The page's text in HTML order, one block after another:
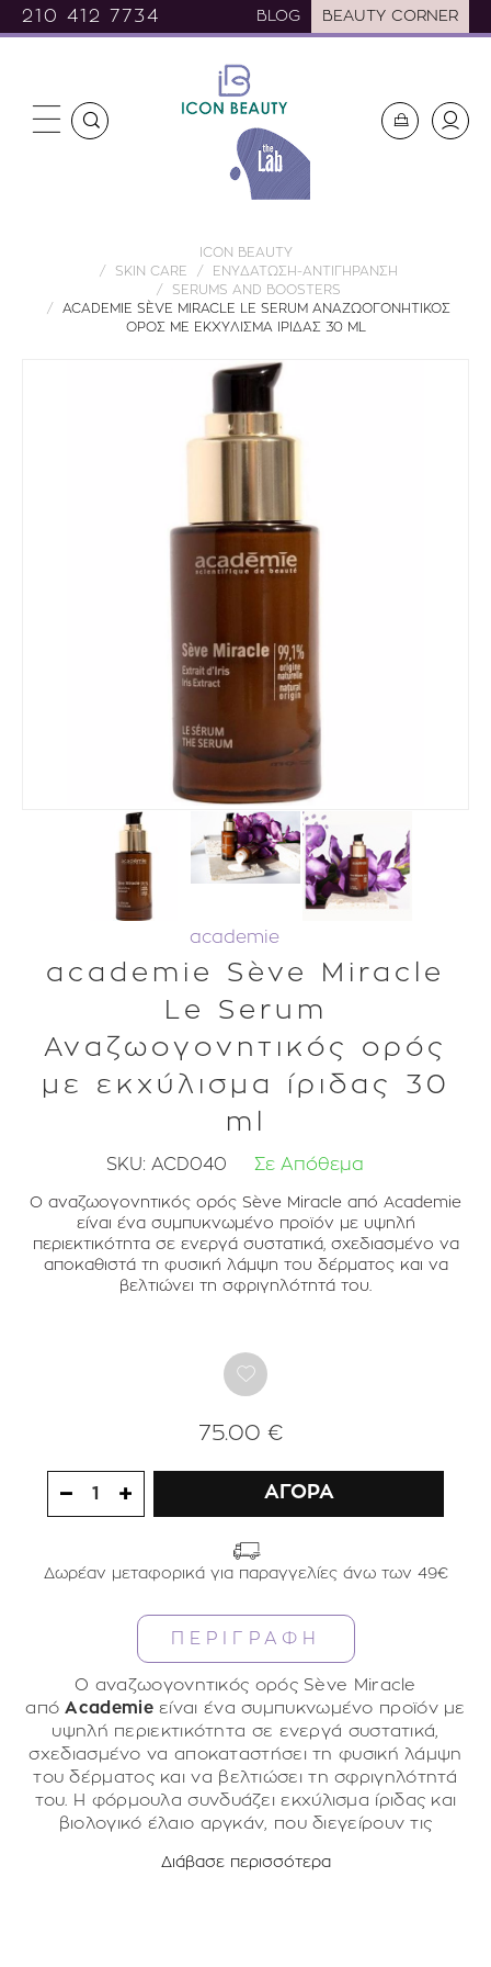
210 412 7734 BLOG BEAUTY CORNER
ICON BEAUTY
SKIN CARE
ΕΝΥΔΑΤΩΣΗ-ΑΝΤΙΓΗΡΑΝΣΗ
SERUMS AND BOOSTERS
ACADEMIE SÈVE MIRACLE LE SERUM ΑΝΑΖΩΟΓΟΝΗΤΙΚΟΣ
ΟΡΟΣ ΜΕ ΕΚΧΥΛΙΣΜΑ ΙΡΙΔΑΣ 30 ML
academie
academie Sève Miracle
Le Serum
Αναζωογονητικός ορός
με εκχύλισμα ίριδας 30
ml
SKU: ACD040 Σε Απόθεμα
Ο αναζωογονητικός ορός Sève Miracle από Academie
είναι ένα συμπυκνωμένο προϊόν με υψηλή
περιεκτικότητα σε ενεργά συστατικά, σχεδιασμένο να
αποκαθιστά τη φυσική λάμψη του δέρματος και να
βελτιώνει τη σφριγηλότητά του.
75.00 €
1 ΑΓΟΡΑ
Δωρέαν μεταφορικά για παραγγελίες άνω των 49€
ΠΕΡΙΓΡΑΦΗ
Ο αναζωογονητικός ορός Sève Miracle
απόAcademieείναι ένα συμπυκνωμένο προϊόν με
υψηλή περιεκτικότητα σε ενεργά συστατικά,
σχεδιασμένο να αποκαταστήσει τη φυσική λάμψη
του δέρματος και να βελτιώσει τη σφριγηλότητά
του. Η φόρμουλα συνδυάζει εκχύλισμα ίριδας και
βιολογικό έλαιο αργκάν, που διεγείρουν τις
προσφέρουν βαθιά ενυδάτωση.
Χαρακτηριστικά:
Διάβασε περισσότερα